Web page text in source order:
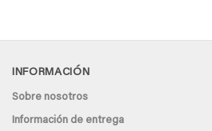
INFORMACIÓN
Sobre nosotros
Información de entrega